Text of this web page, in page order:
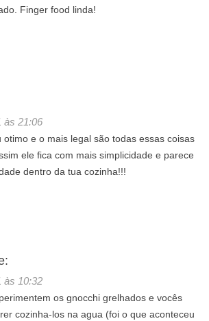
Finger food linda!
às 21:06
otimo e o mais legal são todas essas coisas
ele fica com mais simplicidade e parece
dentro da tua cozinha!!!
às 10:32
os gnocchi grelhados e vocês
cozinha-los na agua (foi o que aconteceu